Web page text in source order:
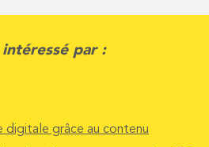
intéressé par :
digitale grâce au contenu